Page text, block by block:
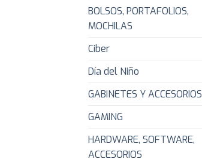
BOLSOS, PORTAFOLIOS,
MOCHILAS
Ciber
Día del Niño
GABINETES Y ACCESORIOS
GAMING
HARDWARE, SOFTWARE,
ACCESORIOS